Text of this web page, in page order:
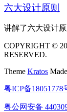
六大设计原则
讲解了六大设计
COPYRIGHT ©
RESERVED.
Theme Kratos
粤ICP备18051778
粤公网安备